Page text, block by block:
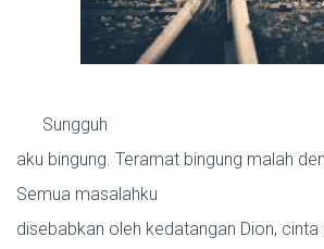
Sungguh
aku bingung. Teramat bingung malah
Semua masalahku
disebabkan oleh kedatangan Dion,